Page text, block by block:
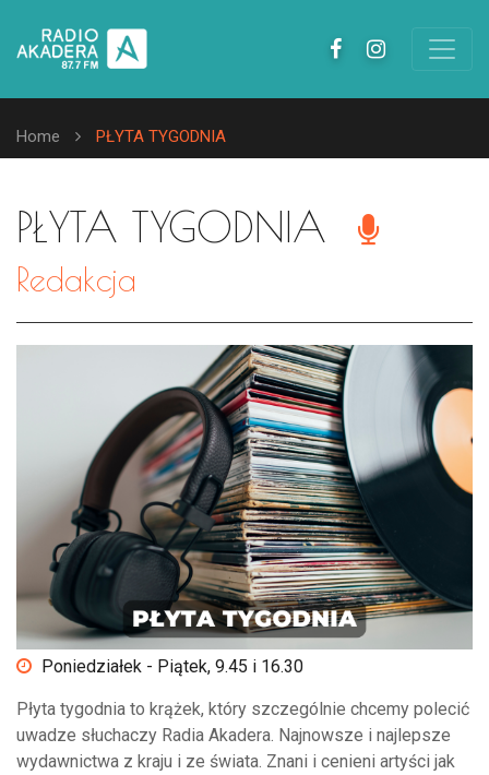
Home PŁYTA TYGODNIA
PŁYTA TYGODNIA
Redakcja
Poniedziałek - Piątek, 9.45 i 16.30
Płyta tygodnia to krążek, który szczególnie chcemy polecić
uwadze słuchaczy Radia Akadera. Najnowsze i najlepsze
wydawnictwa z kraju i ze świata. Znani i cenieni artyści jak